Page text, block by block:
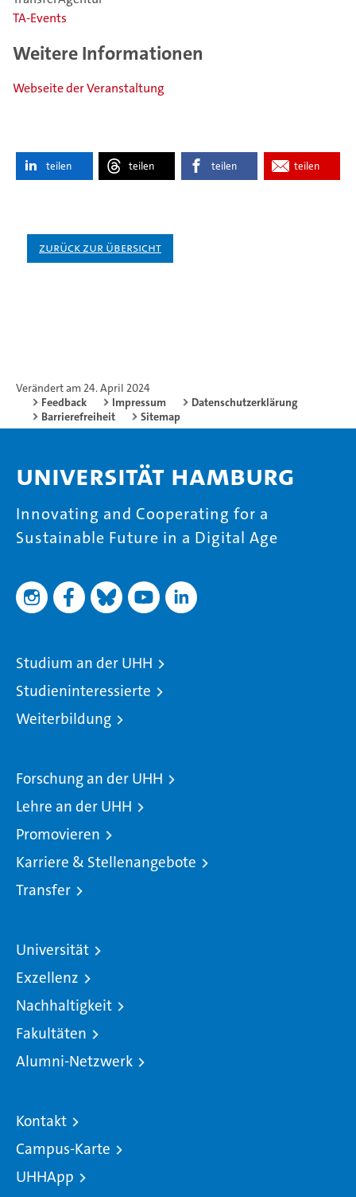
TA-Events
Weitere Informationen
Webseite der Veranstaltung
teilen teilen teilen teilen
Zurück zur Übersicht
Verändert am 24. April 2024
Feedback
Impressum
Datenschutzerklärung
Barrierefreiheit
Sitemap
Universität Hamburg
Innovating and Cooperating for a
Sustainable Future in a Digital Age
Studium an der UHH
Studieninteressierte
Weiterbildung
Forschung an der UHH
Lehre an der UHH
Promovieren
Karriere & Stellenangebote
Transfer
Universität
Exzellenz
Nachhaltigkeit
Fakultäten
Alumni-Netzwerk
Kontakt
Campus-Karte
UHHApp